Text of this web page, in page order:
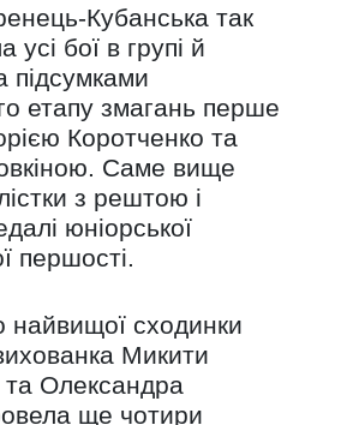
Кубанська так
усі бої в групі й
підсумками
етапу змагань перше
Коротченко та
Саме вище
з рештою і
юніорської
першості.
сходинки
Микити
Олександра
ще чотири